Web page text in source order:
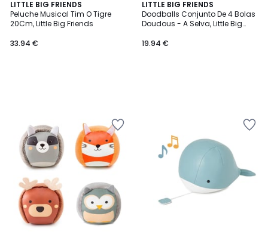
LITTLE BIG FRIENDS
Peluche Musical Tim O Tigre
20Cm, Little Big Friends
33.94 €
LITTLE BIG FRIENDS
Doodballs Conjunto De 4 Bolas
Doudous - A Selva, Little Big
19.94 €